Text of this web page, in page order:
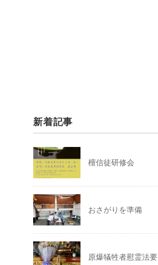
新着記事
檀信徒研修会
おさがりを準備
原爆犠牲者慰霊法要